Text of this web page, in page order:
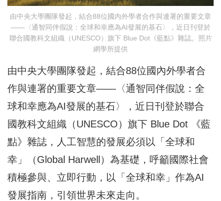
由中央大學團隊發起，結合88位國內外學者合作與連署的重要文章
——〈通智同伴假說：全球和幸應為AI發展的基石〉，近日刊登於
聯合國教科文組織（UNESCO）旗下 Blue Dot《藍點》雜誌。照片
網學所提供
由中央大學團隊發起，結合88位國內外學者合
作與連署的重要文章——〈通智同伴假說：全
球和幸應為AI發展的基石〉，近日刊登於聯合
國教科文組織（UNESCO）旗下 Blue Dot 《藍
點》雜誌，人工智慧的發展必須以「全球和
幸」（Global Harwell）為基礎，呼籲國際社會
積極參與、立即行動，以「全球和幸」作為AI
發展指南，引領世界未來走向。